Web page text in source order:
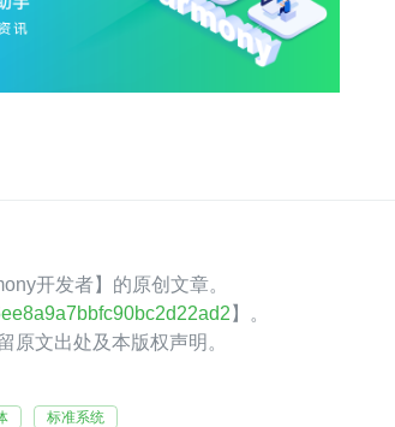
开发者】的原创文章。
】。
原文出处及本版权声明。
标准系统